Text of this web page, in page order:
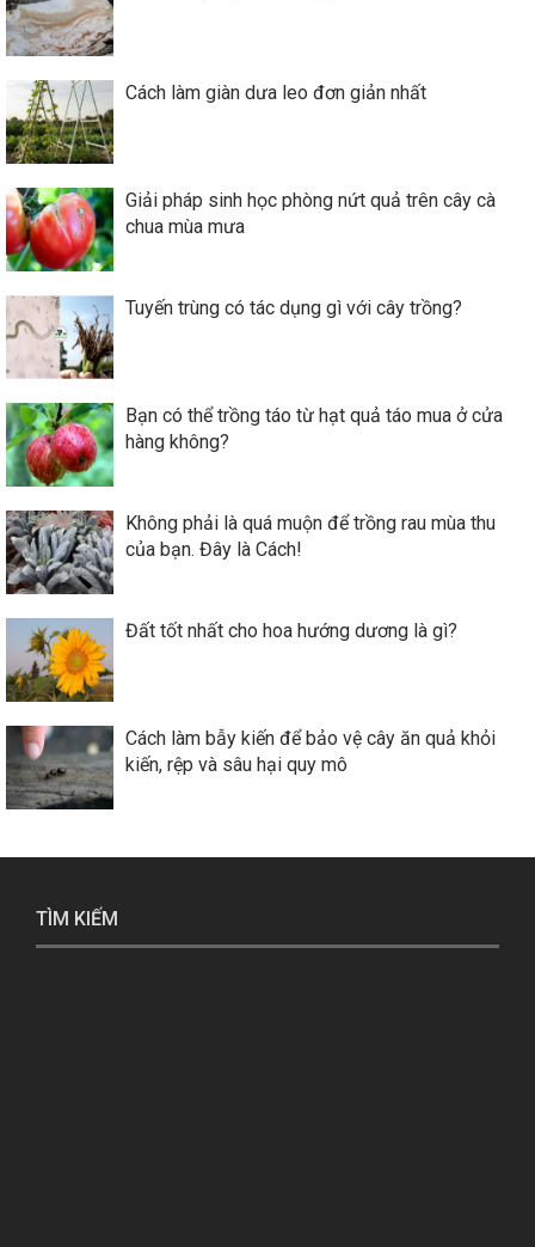
Cách làm giàn dưa leo đơn giản nhất
Giải pháp sinh học phòng nứt quả trên cây cà
chua mùa mưa
Tuyến trùng có tác dụng gì với cây trồng?
Bạn có thể trồng táo từ hạt quả táo mua ở cửa
hàng không?
Không phải là quá muộn để trồng rau mùa thu
của bạn. Đây là Cách!
Đất tốt nhất cho hoa hướng dương là gì?
Cách làm bẫy kiến để bảo vệ cây ăn quả khỏi
kiến, rệp và sâu hại quy mô
TÌM KIẾM